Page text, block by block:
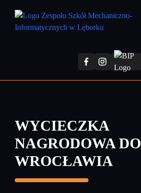
treści
WYCIECZKA
NAGRODOWA DO
WROCŁAWIA